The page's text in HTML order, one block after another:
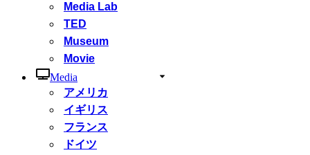
Media Lab
TED
Museum
Movie
Media
アメリカ
イギリス
フランス
ドイツ